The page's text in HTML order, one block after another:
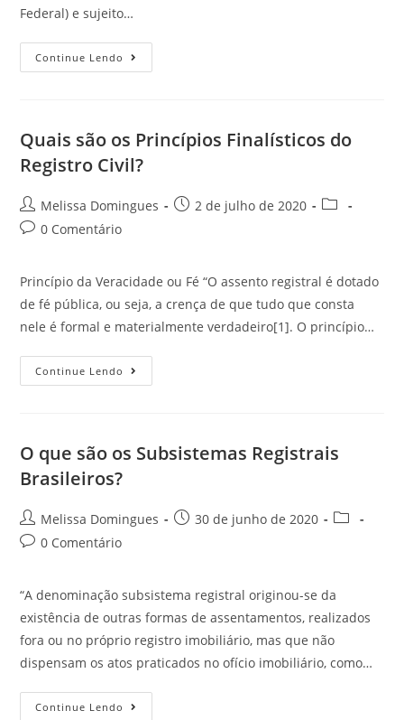
Federal) e sujeito…
Continue Lendo
Quais são os Princípios Finalísticos do
Registro Civil?
Melissa Domingues
2 de julho de 2020
0 Comentário
Princípio da Veracidade ou Fé “O assento registral é dotado
de fé pública, ou seja, a crença de que tudo que consta
nele é formal e materialmente verdadeiro[1]. O princípio…
Continue Lendo
O que são os Subsistemas Registrais
Brasileiros?
Melissa Domingues
30 de junho de 2020
0 Comentário
“A denominação subsistema registral originou-se da
existência de outras formas de assentamentos, realizados
fora ou no próprio registro imobiliário, mas que não
dispensam os atos praticados no ofício imobiliário, como…
Continue Lendo